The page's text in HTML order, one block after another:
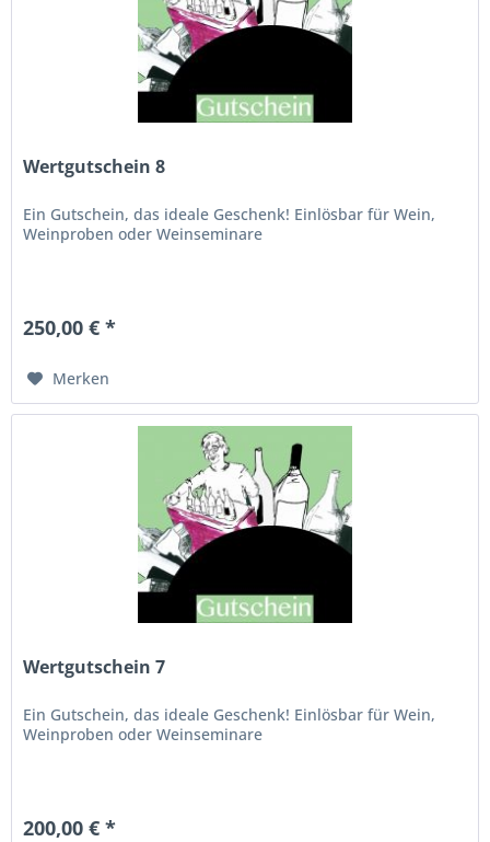
Wertgutschein 8
Ein Gutschein, das ideale Geschenk! Einlösbar für Wein,
Weinproben oder Weinseminare
250,00 € *
Merken
Wertgutschein 7
Ein Gutschein, das ideale Geschenk! Einlösbar für Wein,
Weinproben oder Weinseminare
200,00 € *